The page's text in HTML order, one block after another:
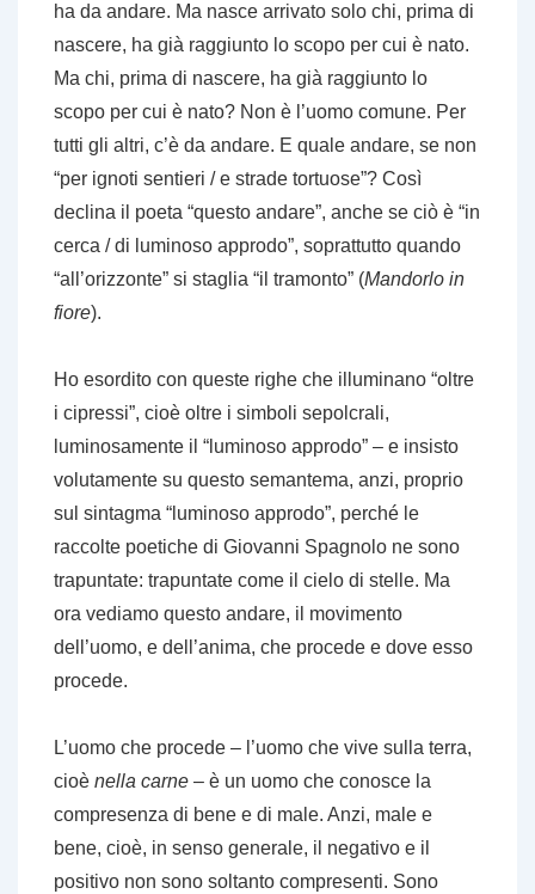
ha da andare. Ma nasce arrivato solo chi, prima di
nascere, ha già raggiunto lo scopo per cui è nato.
Ma chi, prima di nascere, ha già raggiunto lo
scopo per cui è nato? Non è l’uomo comune. Per
tutti gli altri, c’è da andare. E quale andare, se non
“per ignoti sentieri / e strade tortuose”? Così
declina il poeta “questo andare”, anche se ciò è “in
cerca / di luminoso approdo”, soprattutto quando
“all’orizzonte” si staglia “il tramonto” (Mandorlo in
fiore).
Ho esordito con queste righe che illuminano “oltre
i cipressi”, cioè oltre i simboli sepolcrali,
luminosamente il “luminoso approdo” – e insisto
volutamente su questo semantema, anzi, proprio
sul sintagma “luminoso approdo”, perché le
raccolte poetiche di Giovanni Spagnolo ne sono
trapuntate: trapuntate come il cielo di stelle. Ma
ora vediamo questo andare, il movimento
dell’uomo, e dell’anima, che procede e dove esso
procede.
L’uomo che procede – l’uomo che vive sulla terra,
cioè nella carne – è un uomo che conosce la
compresenza di bene e di male. Anzi, male e
bene, cioè, in senso generale, il negativo e il
positivo non sono soltanto compresenti. Sono